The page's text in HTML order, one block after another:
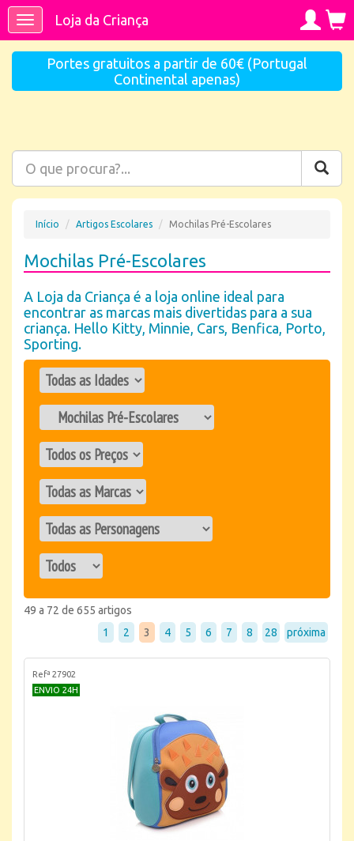
ToggleLoja da Criança
Portes gratuitos a partir de 60€ (Portugal
Continental apenas)
Início Artigos Escolares Mochilas Pré-Escolares
Mochilas Pré-Escolares
A Loja da Criança é a loja online ideal para
encontrar as marcas mais divertidas para a sua
criança. Hello Kitty, Minnie, Cars, Benfica, Porto,
Sporting.
49 a 72 de 655 artigos
1
2 3 4 5 6 7 8 28 próxima
Refª 27902
ENVIO 24H